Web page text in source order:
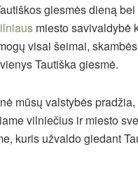
giesmės dieną
miesto savivaldybė
visai šeimai,
Tautiška giesmė.
mūsų valstybės
vilniečius ir miesto
kuris užvaldo giedant